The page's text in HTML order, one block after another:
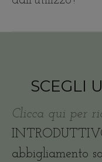
SCEGLI
Clicca qui per
abbigliamento